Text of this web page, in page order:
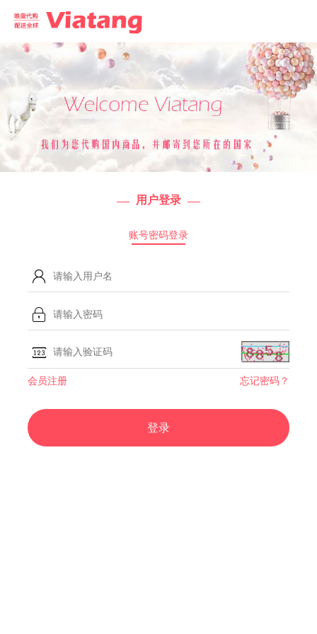
用户登录
账号密码登录
会员注册 忘记密码？
登录